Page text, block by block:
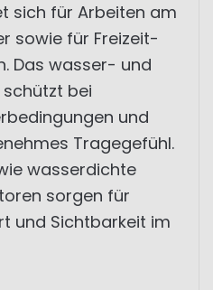
sich für Arbeiten am
sowie für Freizeit-
Das wasser- und
bei
und
Tragegefühl.
wasserdichte
sorgen für
und Sichtbarkeit im